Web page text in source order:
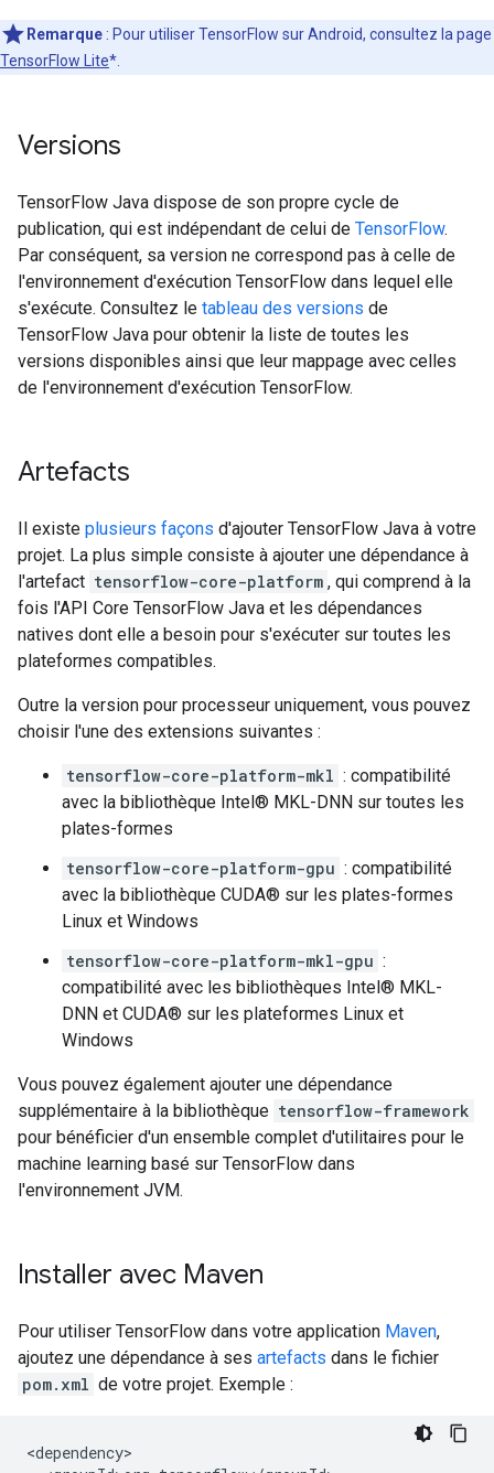
Remarque : Pour utiliser TensorFlow sur Android, consultez la page
TensorFlow Lite*
Versions
TensorFlow Java dispose de son propre cycle de
publication, qui est indépendant de celui de TensorFlow.
Par conséquent, sa version ne correspond pas à celle de
l'environnement d'exécution TensorFlow dans lequel elle
s'exécute. Consultez le tableau des versions de
TensorFlow Java pour obtenir la liste de toutes les
versions disponibles ainsi que leur mappage avec celles
de l'environnement d'exécution TensorFlow.
Artefacts
Il existe plusieurs façons d'ajouter TensorFlow Java à votre
projet. La plus simple consiste à ajouter une dépendance à
l'artefact tensorflow-core-platform , qui comprend à la
fois l'API Core TensorFlow Java et les dépendances
natives dont elle a besoin pour s'exécuter sur toutes les
plateformes compatibles.
Outre la version pour processeur uniquement, vous pouvez
choisir l'une des extensions suivantes :
tensorflow-core-platform-mkl : compatibilité
avec la bibliothèque Intel® MKL-DNN sur toutes les
plates-formes
tensorflow-core-platform-gpu : compatibilité
avec la bibliothèque CUDA® sur les plates-formes
Linux et Windows
tensorflow-core-platform-mkl-gpu :
compatibilité avec les bibliothèques Intel® MKL-
DNN et CUDA® sur les plateformes Linux et
Windows
Vous pouvez également ajouter une dépendance
supplémentaire à la bibliothèque tensorflow-framework
pour bénéficier d'un ensemble complet d'utilitaires pour le
machine learning basé sur TensorFlow dans
l'environnement JVM.
Installer avec Maven
Pour utiliser TensorFlow dans votre application Maven,
ajoutez une dépendance à ses artefacts dans le fichier
pom.xml de votre projet. Exemple :